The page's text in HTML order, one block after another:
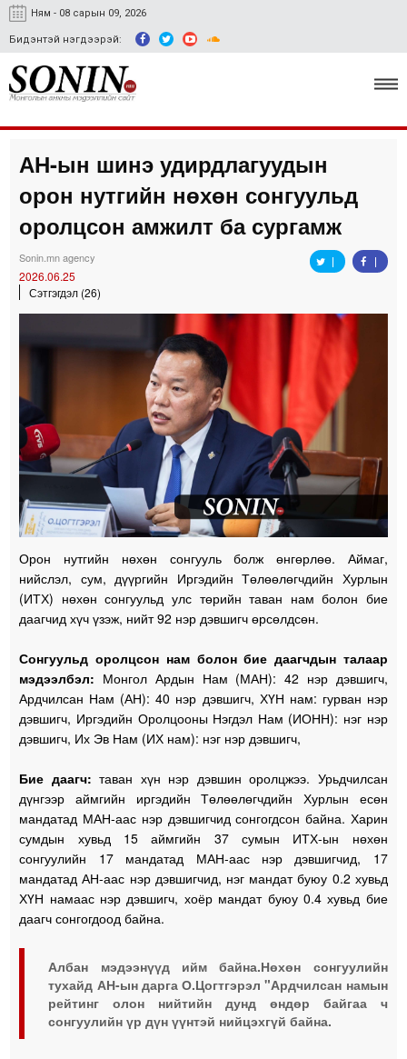
Ням - 08 сарын 09, 2026
Бидэнтэй нэгдээрэй:
Улс төр, эдийн засаг
Гэмт хэрэг
Easy news
АН-ын шинэ удирдлагуудын
орон нутгийн нөхөн сонгуульд
оролцсон амжилт ба сургамж
Sonin.mn agency
2026.06.25
Сэтгэгдэл (26)
Орон нутгийн нөхөн сонгууль болж өнгөрлөө. Аймаг,
нийслэл, сум, дүүргийн Иргэдийн Төлөөлөгчдийн Хурлын
(ИТХ) нөхөн сонгуульд улс төрийн таван нам болон бие
даагчид хүч үзэж, нийт 92 нэр дэвшигч өрсөлдсөн.
Сонгуульд оролцсон нам болон бие даагчдын талаар
мэдээлбэл: Монгол Ардын Нам (МАН): 42 нэр дэвшигч,
Ардчилсан Нам (АН): 40 нэр дэвшигч, ХҮН нам: гурван нэр
дэвшигч, Иргэдийн Оролцооны Нэгдэл Нам (ИОНН): нэг нэр
дэвшигч, Их Эв Нам (ИХ нам): нэг нэр дэвшигч,
Бие даагч:таван хүн нэр дэвшин оролцжээ. Урьдчилсан
дүнгээр аймгийн иргэдийн Төлөөлөгчдийн Хурлын есөн
мандатад МАН-аас нэр дэвшигчид сонгогдсон байна. Харин
сумдын хувьд 15 аймгийн 37 сумын ИТХ-ын нөхөн
сонгуулийн 17 мандатад МАН-аас нэр дэвшигчид, 17
мандатад АН-аас нэр дэвшигчид, нэг мандат буюу 0.2 хувьд
ХҮН намаас нэр дэвшигч, хоёр мандат буюу 0.4 хувьд бие
даагч сонгогдоод байна.
Албан мэдээнүүд ийм байна.Нөхөн сонгуулийн
тухайд АН-ын дарга О.Цогтгэрэл "Ардчилсан намын
рейтинг олон нийтийн дунд өндөр байгаа ч
сонгуулийн үр дүн үүнтэй нийцэхгүй байна.